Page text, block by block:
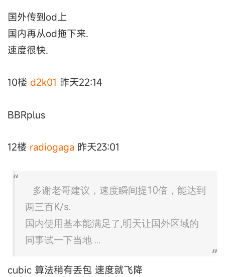
国外传到od上
国内再从od拖下来.
速度很快.
10楼 d2k01 昨天22:14
BBRplus
12楼 radiogaga 昨天23:01
多谢老哥建议，速度瞬间提10倍，能达到
两三百K/s.
国内使用基本能满足了,明天让国外区域的
同事试一下当地 ...
cubic 算法稍有丢包 速度就飞降